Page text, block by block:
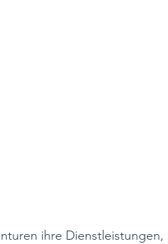
ihre Dienstleistungen,